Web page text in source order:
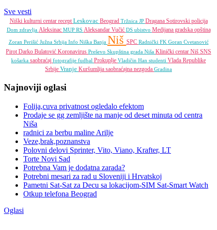
Sve vesti
Niški kulturni centar receptLeskovac Beograd Tržnica JP Dragana Sotirovski policija
Dom zdravlja Aleksinac MUP RS Aleksandar Vučić DS ubistvo Medijana gradska opština
Zoran Perišić Južna Srbija Info Niška Banja Niš SPC Radnički FK Goran Cvetanović
PirotDarko Bulatović Koronavirus Preševo Skupština grada Niša Klinički centar Niš SNS
košarka saobraćaj fotografije fudbal Prokuplje Vladičin Han studenti Vlada Republike
Srbije Vranje Kuršumlija saobraćajna nezgoda Gradina
Najnoviji oglasi
Folija,cuva privatnost ogledalo efektom
Prodaje se gg zemljište na manje od deset minuta od centra
Niša
radnici za berbu maline Arilje
Veze,brak,poznanstva
Polovni delovi Sprinter, Vito, Viano, Krafter, LT
Torte Novi Sad
Potrebna Vam je dodatna zarada?
Potrebni mesari za rad u Sloveniji i Hrvatskoj
Pametni Sat-Sat za Decu sa lokacijom-SIM Sat-Smart Watch
Otkup telefona Beograd
Oglasi